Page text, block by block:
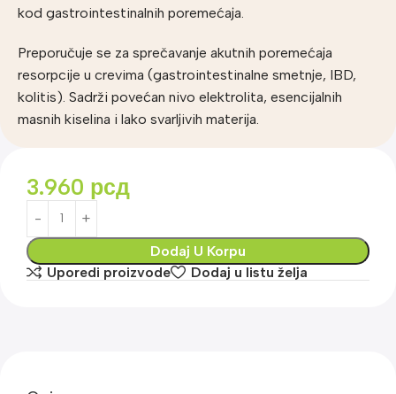
kod gastrointestinalnih poremećaja.
Preporučuje se za sprečavanje akutnih poremećaja
resorpcije u crevima (gastrointestinalne smetnje, IBD,
kolitis). Sadrži povećan nivo elektrolita, esencijalnih
masnih kiselina i lako svarljivih materija.
3.960 рсд
Dodaj U Korpu
Uporedi proizvode
Dodaj u listu želja